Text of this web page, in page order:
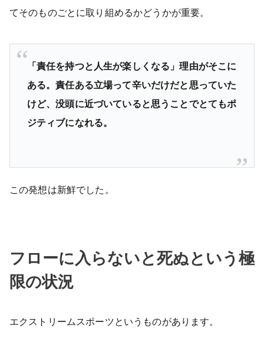
てそのものごとに取り組めるかどうかが重要。
「責任を持つと人生が楽しくなる」理由がそこに
ある。責任ある立場って辛いだけだと思っていた
けど、没頭に近づいていると思うことでとてもポ
ジティブになれる。
この発想は新鮮でした。
フローに入らないと死ぬという極
限の状況
エクストリームスポーツというものがあります。